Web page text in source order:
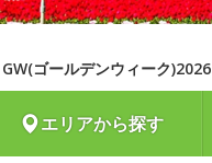
GW(ゴールデンウィーク)2026
エリアから探す